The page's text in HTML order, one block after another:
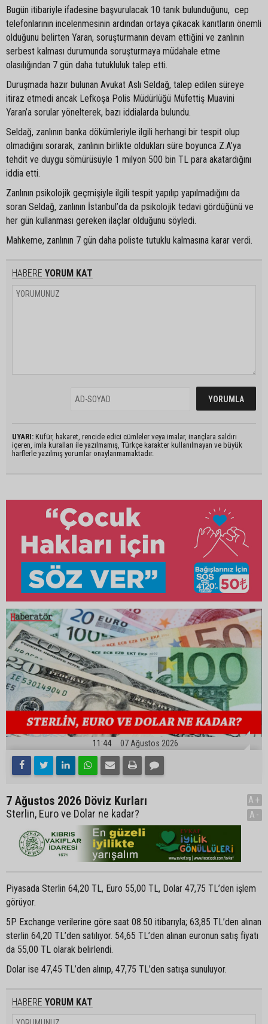
Bugün itibariyle ifadesine başvurulacak 10 tanık bulunduğunu, cep
telefonlarının incelenmesinin ardından ortaya çıkacak kanıtların önemli
olduğunu belirten Yaran, soruşturmanın devam ettiğini ve zanlının
serbest kalması durumunda soruşturmaya müdahale etme
olasılığından 7 gün daha tutukluluk talep etti.
Duruşmada hazır bulunan Avukat Aslı Seldağ, talep edilen süreye
itiraz etmedi ancak Lefkoşa Polis Müdürlüğü Müfettiş Muavini
Yaran’a sorular yönelterek, bazı iddialarda bulundu.
Seldağ, zanlının banka dökümleriyle ilgili herhangi bir tespit olup
olmadığını sorarak, zanlının birlikte oldukları süre boyunca Z.A’ya
tehdit ve duygu sömürüsüyle 1 milyon 500 bin TL para akatardığını
iddia etti.
Zanlının psikolojik geçmişiyle ilgili tespit yapılıp yapılmadığını da
soran Seldağ, zanlının İstanbul’da da psikolojik tedavi gördüğünü ve
her gün kullanması gereken ilaçlar olduğunu söyledi.
Mahkeme, zanlının 7 gün daha poliste tutuklu kalmasına karar verdi.
HABERE YORUM KAT
UYARI: Küfür, hakaret, rencide edici cümleler veya imalar, inançlara saldırı
içeren, imla kuralları ile yazılmamış, Türkçe karakter kullanılmayan ve büyük
harflerle yazılmış yorumlar onaylanmamaktadır.
11:44 07 Ağustos 2026
7 Ağustos 2026 Döviz Kurları
Sterlin, Euro ve Dolar ne kadar?
A+
A-
Piyasada Sterlin 64,20 TL, Euro 55,00 TL, Dolar 47,75 TL’den işlem
görüyor.
5P Exchange verilerine göre saat 08.50 itibarıyla; 63,85 TL’den alınan
sterlin 64,20 TL’den satılıyor. 54,65 TL’den alınan euronun satış fiyatı
da 55,00 TL olarak belirlendi.
Dolar ise 47,45 TL’den alınıp, 47,75 TL’den satışa sunuluyor.
HABERE YORUM KAT